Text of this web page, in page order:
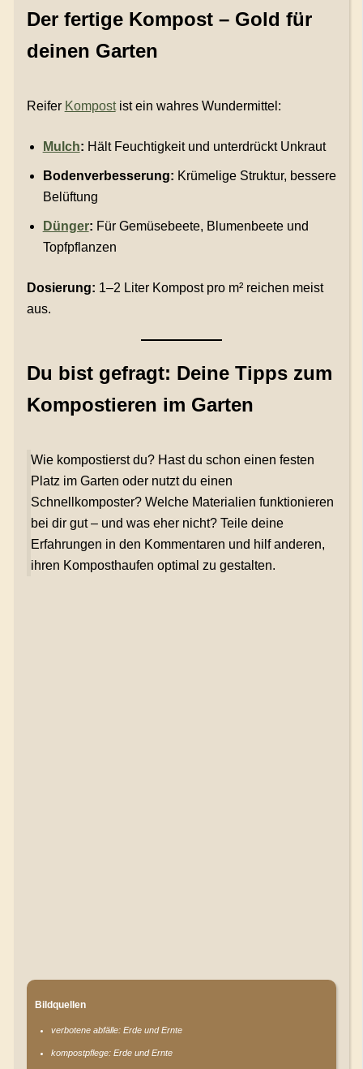
Der fertige Kompost – Gold für
deinen Garten
Reifer Kompostist ein wahres Wundermittel:
Mulch: Hält Feuchtigkeit und unterdrückt Unkraut
Bodenverbesserung: Krümelige Struktur, bessere
Belüftung
Dünger: Für Gemüsebeete, Blumenbeete und
Topfpflanzen
Dosierung: 1–2 Liter Kompost pro m² reichen meist
aus.
Du bist gefragt: Deine Tipps zum
Kompostieren im Garten
Wie kompostierst du? Hast du schon einen festen
Platz im Garten oder nutzt du einen
Schnellkomposter? Welche Materialien funktionieren
bei dir gut – und was eher nicht? Teile deine
Erfahrungen in den Kommentaren und hilf anderen,
ihren Komposthaufen optimal zu gestalten.
Bildquellen
verbotene abfälle: Erde und Ernte
kompostpflege: Erde und Ernte